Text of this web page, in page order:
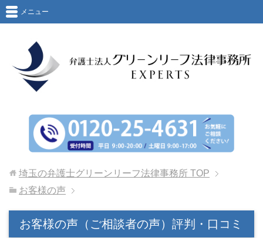
メニュー
埼玉の弁護士グリーンリーフ法律事務所 TOP
お客様の声
お客様の声（ご相談者の声）評判・口コミ